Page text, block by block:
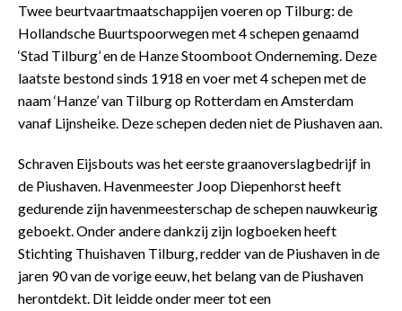
Twee beurtvaartmaatschappijen voeren op Tilburg: de
Hollandsche Buurtspoorwegen met 4 schepen genaamd
‘Stad Tilburg’ en de Hanze Stoomboot Onderneming. Deze
laatste bestond sinds 1918 en voer met 4 schepen met de
naam ‘Hanze’ van Tilburg op Rotterdam en Amsterdam
vanaf Lijnsheike. Deze schepen deden niet de Piushaven aan.
Schraven Eijsbouts was het eerste graanoverslagbedrijf in
de Piushaven. Havenmeester Joop Diepenhorst heeft
gedurende zijn havenmeesterschap de schepen nauwkeurig
geboekt. Onder andere dankzij zijn logboeken heeft
Stichting Thuishaven Tilburg, redder van de Piushaven in de
jaren 90 van de vorige eeuw, het belang van de Piushaven
herontdekt. Dit leidde onder meer tot een